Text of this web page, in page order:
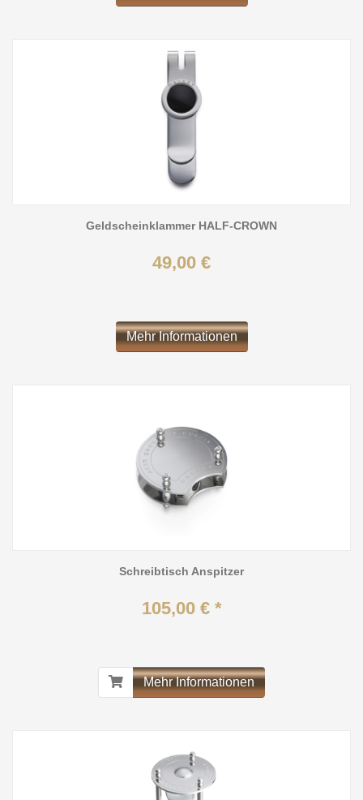
Geldscheinklammer HALF-CROWN
49,00 €
Mehr Informationen
Schreibtisch Anspitzer
105,00 € *
Mehr Informationen